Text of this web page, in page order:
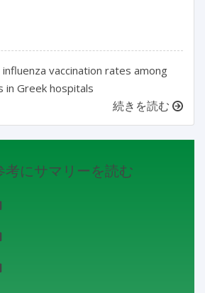
vaccination rates among
in Greek hospitals
続きを読む
考にサマリーを読む